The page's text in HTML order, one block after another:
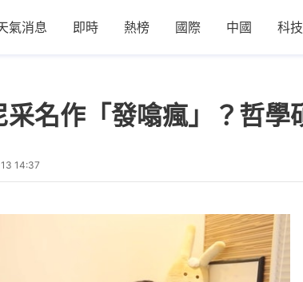
氣消息 即時 熱榜 國際 中國 科技
采名作「發噏瘋」？哲
14:37